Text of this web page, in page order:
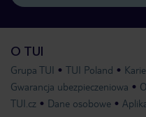
O TUI
Grupa TUI TUI Poland
Gwarancja ubezpieczeniowa
TUI.cz
Dane osobowe